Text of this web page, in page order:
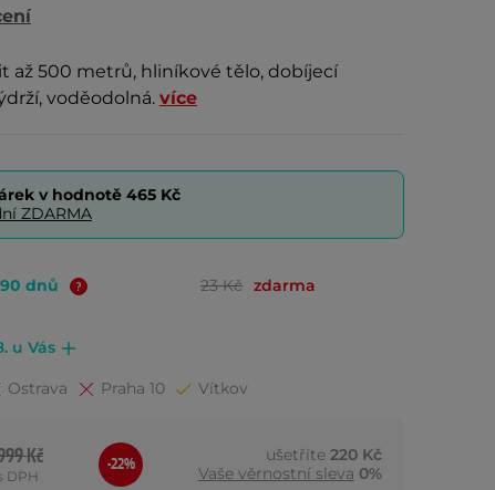
až 500 metrů, hliníkové tělo, dobíjecí
voděodolná. více
v hodnotě 465 Kč
ZDARMA
dnů 23 Kč zdarma
u Vás
Ostrava Praha 10 Vítkov
Kč
DPH
-22% ušetříte 220 Kč
Vaše věrnostní sleva 0%